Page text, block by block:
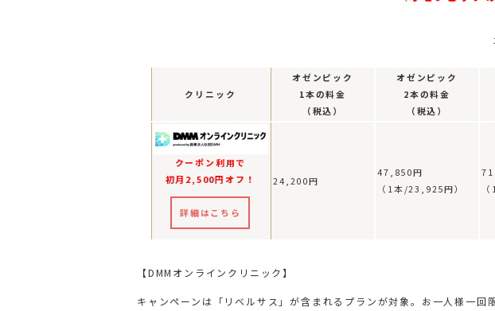
クリニック
オゼンピック
1本の料金
（税込）
オゼンピック
2本の料金
（税込）
クーポン利用で
初月2,500円オフ！
詳細はこちら
24,200円
47,850円
（1本/23,925円）
【DMMオンラインクリニック】
キャンペーンは「リベルサス」が含まれるプランが対象。お一人様一